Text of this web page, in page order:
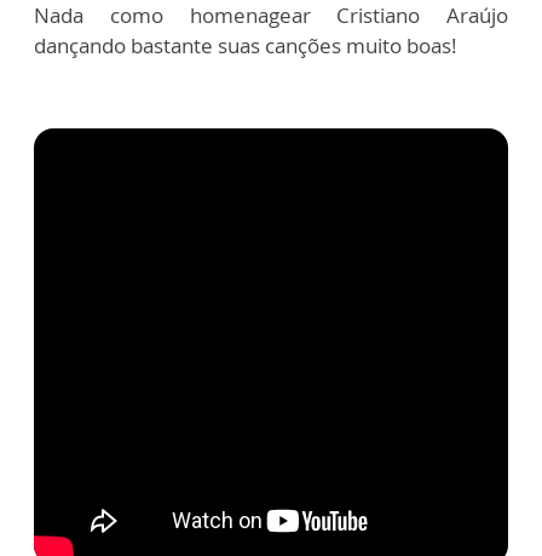
Nada como homenagear Cristiano Araújo
dançando bastante suas canções muito boas!